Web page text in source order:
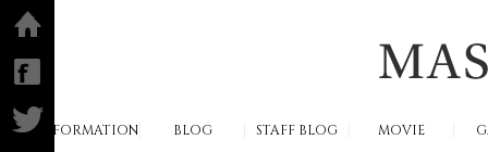
INFORMATION BLOG STAFF BLOG MOVIE
Twitter